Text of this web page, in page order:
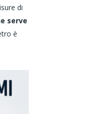
di
serve
è